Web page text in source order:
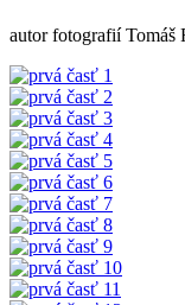
autor fotografií Tomáš